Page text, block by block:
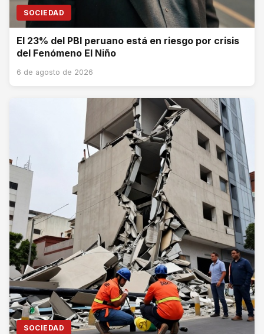
SOCIEDAD
El 23% del PBI peruano está en riesgo por crisis
del Fenómeno El Niño
6 de agosto de 2026
SOCIEDAD